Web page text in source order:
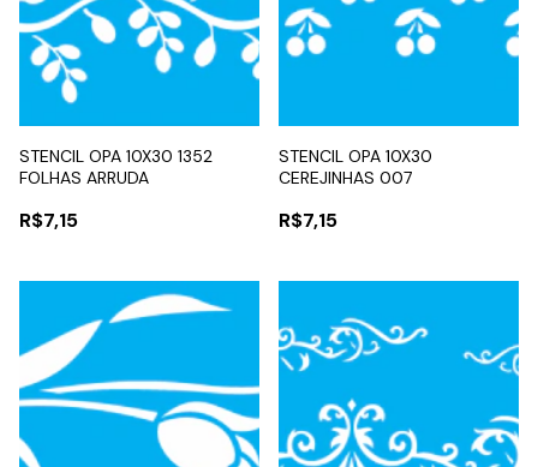
STENCIL OPA 10X30 1352
FOLHAS ARRUDA
R$7,15
STENCIL OPA 10X30
CEREJINHAS 007
R$7,15